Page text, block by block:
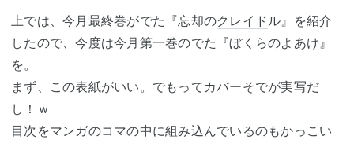
上では、今月最終巻がでた『忘却のクレイド ル』を紹介
したので、今度は今月第一巻のでた『ぼくらのよあけ』
を。
まず、この表紙がいい。でもってカバーそでが実写だ
し！ｗ
目次をマンガのコマの中に組み込んでいるのもかっこい